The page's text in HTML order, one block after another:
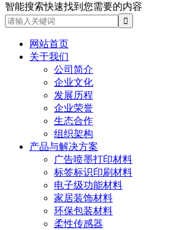
智能搜索快速找到您需要的内容
网站首页
关于我们
公司简介
企业文化
发展历程
企业荣誉
生态合作
组织架构
产品与解决方案
广告喷墨打印材料
标签标识印刷材料
电子级功能材料
家居装饰材料
环保包装材料
柔性传感器